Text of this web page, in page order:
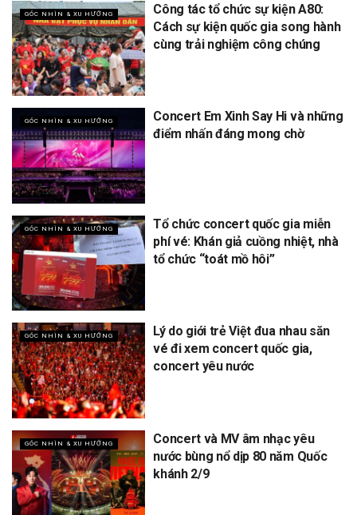
GÓC NHÌN & XU HƯỚNG
Công tác tổ chức sự kiện A80:
Cách sự kiện quốc gia song hành
cùng trải nghiệm công chúng
GÓC NHÌN & XU HƯỚNG
Concert Em Xinh Say Hi và những
điểm nhấn đáng mong chờ
GÓC NHÌN & XU HƯỚNG
Tổ chức concert quốc gia miễn
phí vé: Khán giả cuồng nhiệt, nhà
tổ chức “toát mồ hôi”
GÓC NHÌN & XU HƯỚNG
Lý do giới trẻ Việt đua nhau săn
vé đi xem concert quốc gia,
concert yêu nước
GÓC NHÌN & XU HƯỚNG
Concert và MV âm nhạc yêu
nước bùng nổ dịp 80 năm Quốc
khánh 2/9